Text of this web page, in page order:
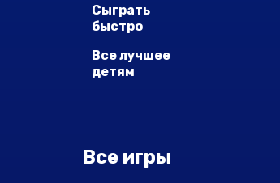
Сыграть
быстро
Все лучшее
детям
Все игры